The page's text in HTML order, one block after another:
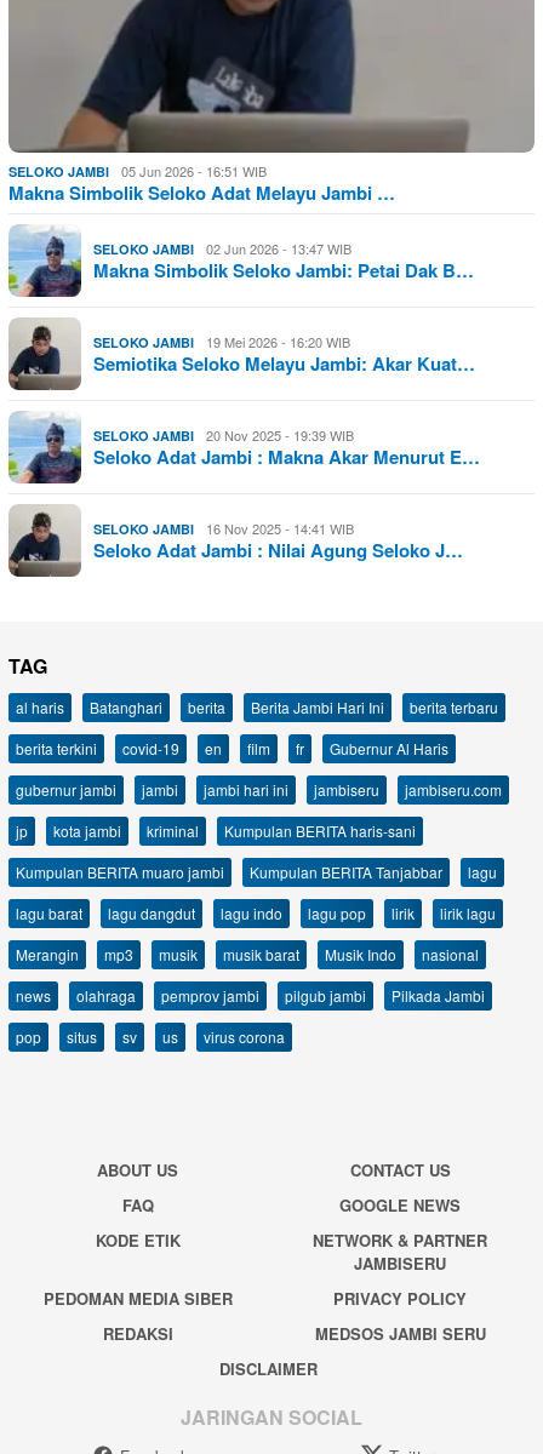
SELOKO JAMBI 05 Jun 2026 - 16:51 WIB
Makna Simbolik Seloko Adat Melayu Jambi …
SELOKO JAMBI 02 Jun 2026 - 13:47 WIB
Makna Simbolik Seloko Jambi: Petai Dak B…
SELOKO JAMBI 19 Mei 2026 - 16:20 WIB
Semiotika Seloko Melayu Jambi: Akar Kuat…
SELOKO JAMBI 20 Nov 2025 - 19:39 WIB
Seloko Adat Jambi : Makna Akar Menurut E…
SELOKO JAMBI 16 Nov 2025 - 14:41 WIB
Seloko Adat Jambi : Nilai Agung Seloko J…
TAG
al haris Batanghari berita Berita Jambi Hari Ini
berita terbaru
berita terkini
covid-19 en film fr
Gubernur Al Haris
gubernur jambi
jambi jambi hari ini jambiseru
jambiseru.com
jp
kota jambi kriminal
Kumpulan BERITA haris-sani
Kumpulan BERITA muaro jambi
Kumpulan BERITA Tanjabbar
lagu
lagu barat
lagu dangdut lagu indo lagu pop lirik
lirik lagu
Merangin
mp3 musik musik barat Musik Indo
nasional
news
olahraga pemprov jambi pilgub jambi
Pilkada Jambi
pop
situs sv us virus corona
ABOUT US
CONTACT US
FAQ
GOOGLE NEWS
KODE ETIK
NETWORK & PARTNER
JAMBISERU
PEDOMAN MEDIA SIBER
PRIVACY POLICY
REDAKSI
MEDSOS JAMBI SERU
DISCLAIMER
JARINGAN SOCIAL